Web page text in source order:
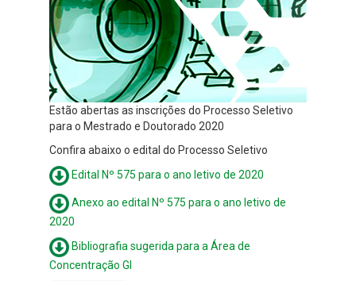
Estão abertas as inscrições do Processo Seletivo
para o Mestrado e Doutorado 2020
Confira abaixo o edital do Processo Seletivo
Edital Nº 575 para o ano letivo de 2020
Anexo ao edital Nº 575 para o ano letivo de
2020
Bibliografia sugerida para a Área de
Concentração GI